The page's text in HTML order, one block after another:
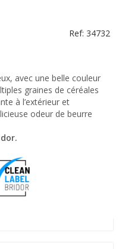
Ref: 34732
avec une belle couleur
graines de céréales
à l’extérieur et
odeur de beurre